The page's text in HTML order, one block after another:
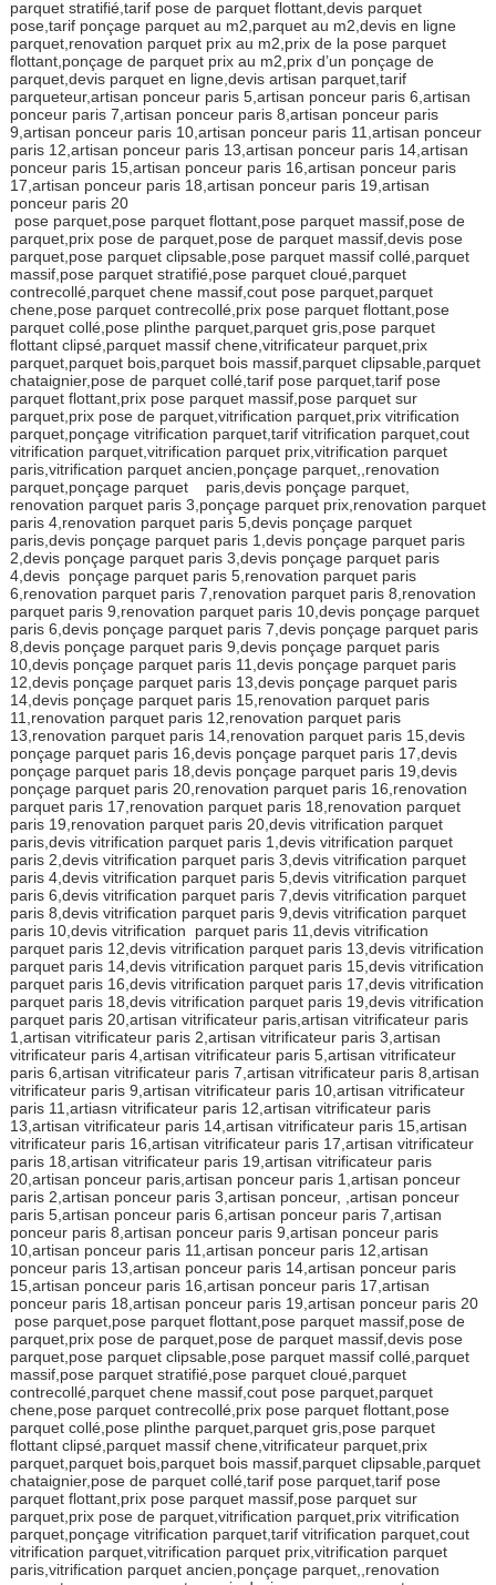
parquet stratifié,tarif pose de parquet flottant,devis parquet
pose,tarif ponçage parquet au m2,parquet au m2,devis en ligne
parquet,renovation parquet prix au m2,prix de la pose parquet
flottant,ponçage de parquet prix au m2,prix d’un ponçage de
parquet,devis parquet en ligne,devis artisan parquet,tarif
parqueteur,artisan ponceur paris 5,artisan ponceur paris 6,artisan
ponceur paris 7,artisan ponceur paris 8,artisan ponceur paris
9,artisan ponceur paris 10,artisan ponceur paris 11,artisan ponceur
paris 12,artisan ponceur paris 13,artisan ponceur paris 14,artisan
ponceur paris 15,artisan ponceur paris 16,artisan ponceur paris
17,artisan ponceur paris 18,artisan ponceur paris 19,artisan
ponceur paris 20
pose parquet,pose parquet flottant,pose parquet massif,pose de
parquet,prix pose de parquet,pose de parquet massif,devis pose
parquet,pose parquet clipsable,pose parquet massif collé,parquet
massif,pose parquet stratifié,pose parquet cloué,parquet
contrecollé,parquet chene massif,cout pose parquet,parquet
chene,pose parquet contrecollé,prix pose parquet flottant,pose
parquet collé,pose plinthe parquet,parquet gris,pose parquet
flottant clipsé,parquet massif chene,vitrificateur parquet,prix
parquet,parquet bois,parquet bois massif,parquet clipsable,parquet
chataignier,pose de parquet collé,tarif pose parquet,tarif pose
parquet flottant,prix pose parquet massif,pose parquet sur
parquet,prix pose de parquet,vitrification parquet,prix vitrification
parquet,ponçage vitrification parquet,tarif vitrification parquet,cout
vitrification parquet,vitrification parquet prix,vitrification parquet
paris,vitrification parquet ancien,ponçage parquet,,renovation
parquet,ponçage parquet paris,devis ponçage parquet,
renovation parquet paris 3,ponçage parquet prix,renovation parquet
paris 4,renovation parquet paris 5,devis ponçage parquet
paris,devis ponçage parquet paris 1,devis ponçage parquet paris
2,devis ponçage parquet paris 3,devis ponçage parquet paris
4,devis ponçage parquet paris 5,renovation parquet paris
6,renovation parquet paris 7,renovation parquet paris 8,renovation
parquet paris 9,renovation parquet paris 10,devis ponçage parquet
paris 6,devis ponçage parquet paris 7,devis ponçage parquet paris
8,devis ponçage parquet paris 9,devis ponçage parquet paris
10,devis ponçage parquet paris 11,devis ponçage parquet paris
12,devis ponçage parquet paris 13,devis ponçage parquet paris
14,devis ponçage parquet paris 15,renovation parquet paris
11,renovation parquet paris 12,renovation parquet paris
13,renovation parquet paris 14,renovation parquet paris 15,devis
ponçage parquet paris 16,devis ponçage parquet paris 17,devis
ponçage parquet paris 18,devis ponçage parquet paris 19,devis
ponçage parquet paris 20,renovation parquet paris 16,renovation
parquet paris 17,renovation parquet paris 18,renovation parquet
paris 19,renovation parquet paris 20,devis vitrification parquet
paris,devis vitrification parquet paris 1,devis vitrification parquet
paris 2,devis vitrification parquet paris 3,devis vitrification parquet
paris 4,devis vitrification parquet paris 5,devis vitrification parquet
paris 6,devis vitrification parquet paris 7,devis vitrification parquet
paris 8,devis vitrification parquet paris 9,devis vitrification parquet
paris 10,devis vitrification parquet paris 11,devis vitrification
parquet paris 12,devis vitrification parquet paris 13,devis vitrification
parquet paris 14,devis vitrification parquet paris 15,devis vitrification
parquet paris 16,devis vitrification parquet paris 17,devis vitrification
parquet paris 18,devis vitrification parquet paris 19,devis vitrification
parquet paris 20,artisan vitrificateur paris,artisan vitrificateur paris
1,artisan vitrificateur paris 2,artisan vitrificateur paris 3,artisan
vitrificateur paris 4,artisan vitrificateur paris 5,artisan vitrificateur
paris 6,artisan vitrificateur paris 7,artisan vitrificateur paris 8,artisan
vitrificateur paris 9,artisan vitrificateur paris 10,artisan vitrificateur
paris 11,artiasn vitrificateur paris 12,artisan vitrificateur paris
13,artisan vitrificateur paris 14,artisan vitrificateur paris 15,artisan
vitrificateur paris 16,artisan vitrificateur paris 17,artisan vitrificateur
paris 18,artisan vitrificateur paris 19,artisan vitrificateur paris
20,artisan ponceur paris,artisan ponceur paris 1,artisan ponceur
paris 2,artisan ponceur paris 3,artisan ponceur, ,artisan ponceur
paris 5,artisan ponceur paris 6,artisan ponceur paris 7,artisan
ponceur paris 8,artisan ponceur paris 9,artisan ponceur paris
10,artisan ponceur paris 11,artisan ponceur paris 12,artisan
ponceur paris 13,artisan ponceur paris 14,artisan ponceur paris
15,artisan ponceur paris 16,artisan ponceur paris 17,artisan
ponceur paris 18,artisan ponceur paris 19,artisan ponceur paris 20
pose parquet,pose parquet flottant,pose parquet massif,pose de
parquet,prix pose de parquet,pose de parquet massif,devis pose
parquet,pose parquet clipsable,pose parquet massif collé,parquet
massif,pose parquet stratifié,pose parquet cloué,parquet
contrecollé,parquet chene massif,cout pose parquet,parquet
chene,pose parquet contrecollé,prix pose parquet flottant,pose
parquet collé,pose plinthe parquet,parquet gris,pose parquet
flottant clipsé,parquet massif chene,vitrificateur parquet,prix
parquet,parquet bois,parquet bois massif,parquet clipsable,parquet
chataignier,pose de parquet collé,tarif pose parquet,tarif pose
parquet flottant,prix pose parquet massif,pose parquet sur
parquet,prix pose de parquet,vitrification parquet,prix vitrification
parquet,ponçage vitrification parquet,tarif vitrification parquet,cout
vitrification parquet,vitrification parquet prix,vitrification parquet
paris,vitrification parquet ancien,ponçage parquet,,renovation